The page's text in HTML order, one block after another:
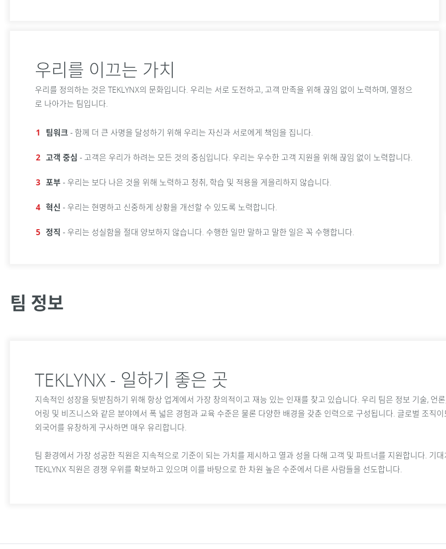
우리를 이끄는 가치
우리를 정의하는 것은 TEKLYNX의 문화입니다. 우리는 서로 도전하고, 고객 만족을 위해 끊임 없이 노력하며, 열정으
로 나아가는 팀입니다.
팀워크 - 함께 더 큰 사명을 달성하기 위해 우리는 자신과 서로에게 책임을 집니다.
고객 중심 - 고객은 우리가 하려는 모든 것의 중심입니다. 우리는 우수한 고객 지원을 위해 끊임 없이 노력합니다.
포부 - 우리는 보다 나은 것을 위해 노력하고 청취, 학습 및 적용을 게을리하지 않습니다.
혁신 - 우리는 현명하고 신중하게 상황을 개선할 수 있도록 노력합니다.
정직 - 우리는 성실함을 절대 양보하지 않습니다. 수행한 일만 말하고 말한 일은 꼭 수행합니다.
팀 정보
TEKLYNX - 일하기 좋은 곳
지속적인 성장을 뒷받침하기 위해 항상 업계에서 가장 창의적이고 재능 있는 인재를 찾고 있습니다. 우리 팀은 정보 기술, 언
어링 및 비즈니스와 같은 분야에서 폭 넓은 경험과 교육 수준은 물론 다양한 배경을 갖춘 인력으로 구성됩니다. 글로벌 조직
외국어를 유창하게 구사하면 매우 유리합니다.
팀 환경에서 가장 성공한 직원은 지속적으로 기준이 되는 가치를 제시하고 열과 성을 다해 고객 및 파트너를 지원합니다. 기
TEKLYNX 직원은 경쟁 우위를 확보하고 있으며 이를 바탕으로 한 차원 높은 수준에서 다른 사람들을 선도합니다.